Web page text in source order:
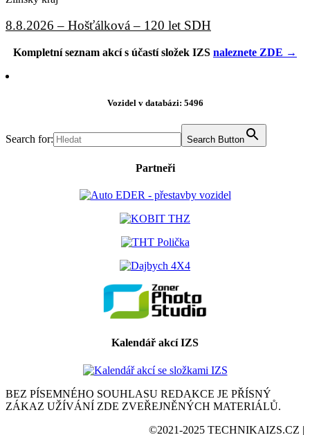
8.8.2026 – Hošťálková – 120 let SDH
Kompletní seznam akcí s účastí složek IZS naleznete ZDE →
Vozidel v databázi: 5496
Search for: Search Button
Partneři
Kalendář akcí IZS
BEZ PÍSEMNÉHO SOUHLASU REDAKCE JE PŘÍSNÝ
ZÁKAZ UŽÍVÁNÍ ZDE ZVEŘEJNĚNÝCH MATERIÁLŮ.
©2021-2025 TECHNIKAIZS.CZ |